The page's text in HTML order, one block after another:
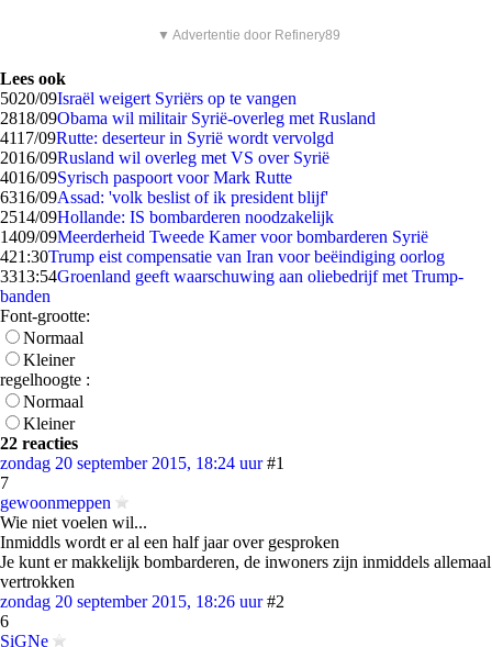
▼ Advertentie door Refinery89
Lees ook
5020/09Israël weigert Syriërs op te vangen
2818/09Obama wil militair Syrië-overleg met Rusland
4117/09Rutte: deserteur in Syrië wordt vervolgd
2016/09Rusland wil overleg met VS over Syrië
4016/09Syrisch paspoort voor Mark Rutte
6316/09Assad: 'volk beslist of ik president blijf'
2514/09Hollande: IS bombarderen noodzakelijk
1409/09Meerderheid Tweede Kamer voor bombarderen Syrië
421:30Trump eist compensatie van Iran voor beëindiging oorlog
3313:54Groenland geeft waarschuwing aan oliebedrijf met Trump-
banden
Font-grootte:
Normaal
Kleiner
regelhoogte :
Normaal
Kleiner
22 reacties
zondag 20 september 2015, 18:24 uur #1
7
gewoonmeppen
Wie niet voelen wil...
Inmiddls wordt er al een half jaar over gesproken
Je kunt er makkelijk bombarderen, de inwoners zijn inmiddels allemaal
vertrokken
zondag 20 september 2015, 18:26 uur #2
6
SiGNe